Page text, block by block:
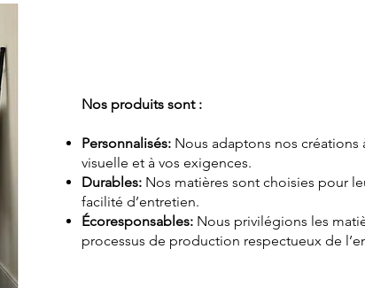
Nos produits sont :
Personnalisés: Nous adaptons nos créations
visuelle et à vos exigences.
Durables: Nos matières sont choisies pour
facilité d’entretien.
Écoresponsables: Nous privilégions les
processus de production respectueux de